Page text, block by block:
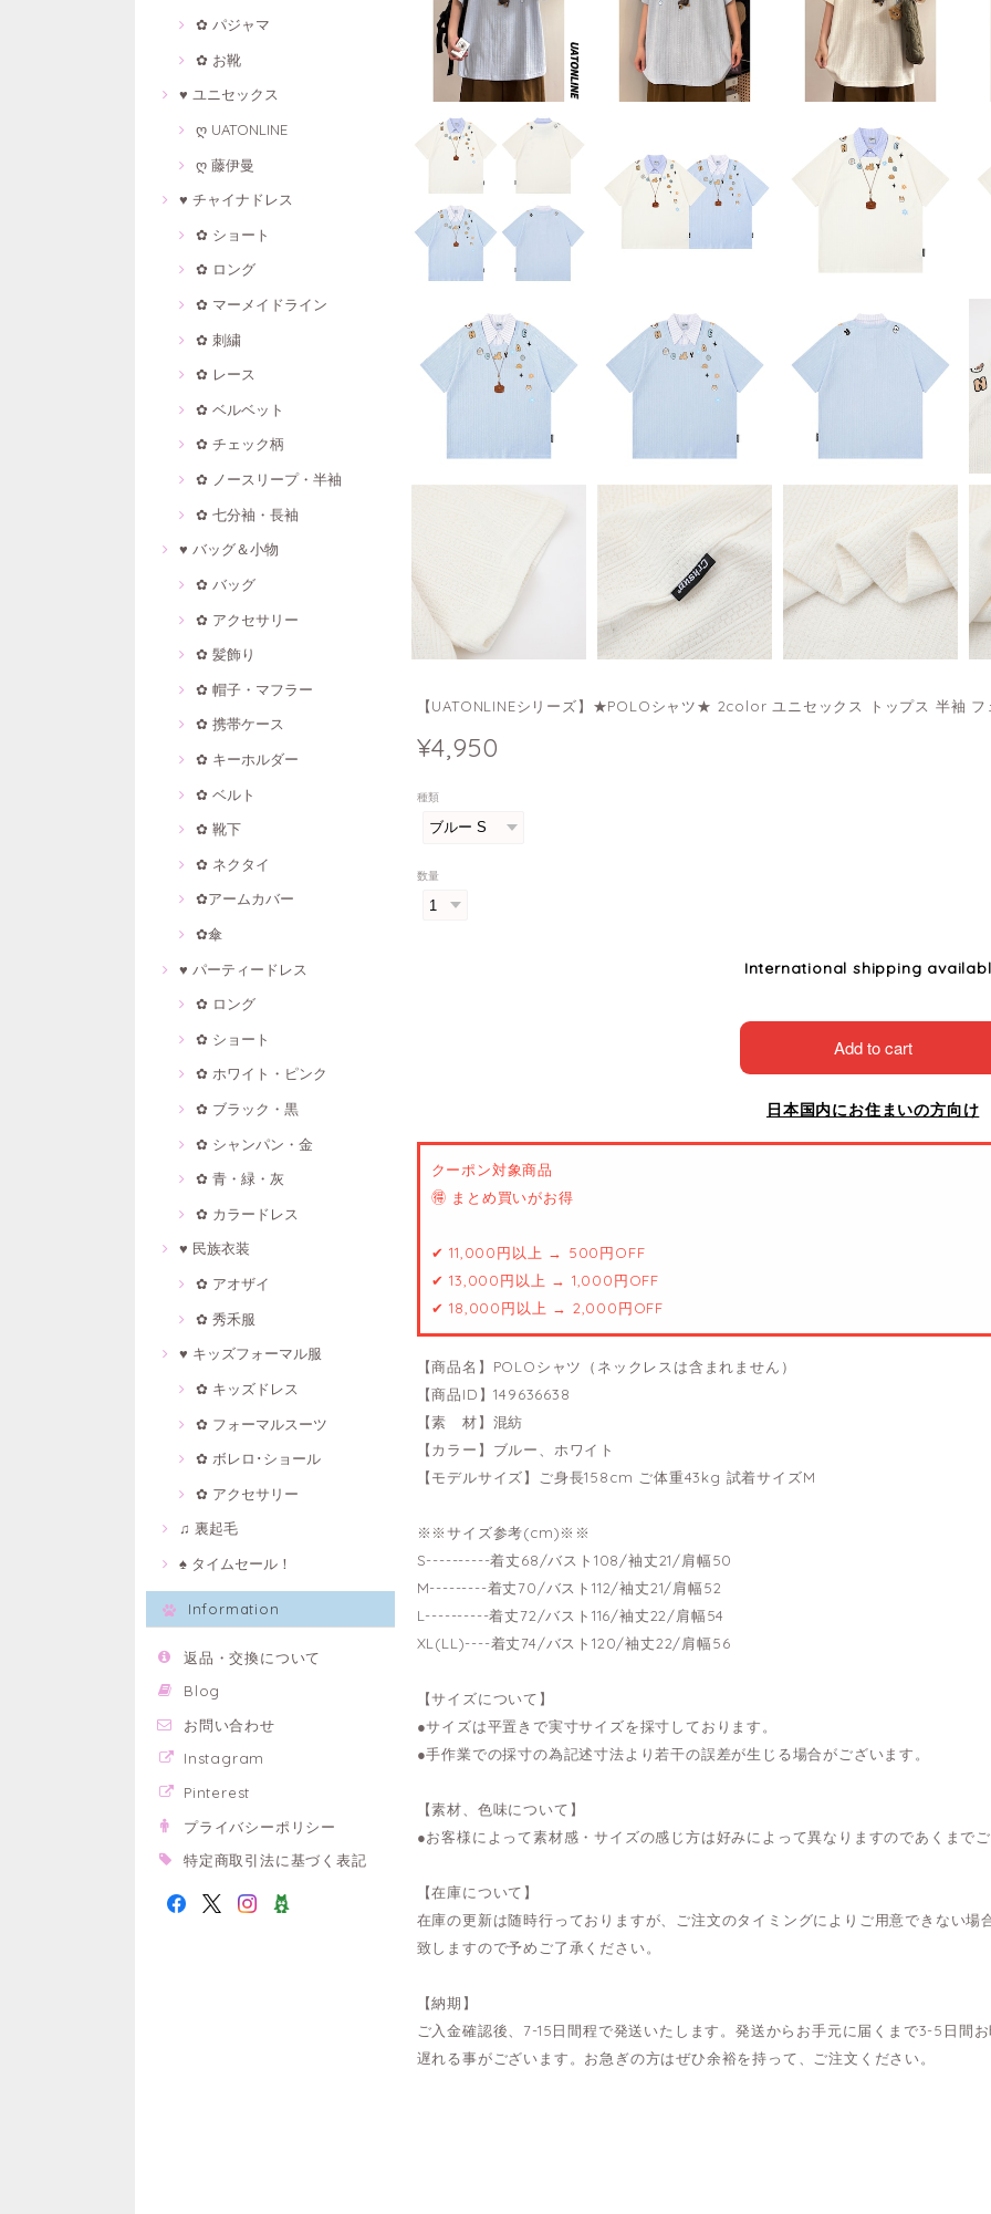
✿ パジャマ
✿ お靴
♥ ユニセックス
ღ UATONLINE
ღ 藤伊曼
♥ チャイナドレス
✿ ショート
✿ ロング
✿ マーメイドライン
✿ 刺繍
✿ レース
✿ ベルベット
✿ チェック柄
✿ ノースリープ・半袖
✿ 七分袖・長袖
♥ バッグ＆小物
✿ バッグ
✿ アクセサリー
✿ 髪飾り
✿ 帽子・マフラー
✿ 携帯ケース
✿ キーホルダー
✿ ベルト
✿ 靴下
✿ ネクタイ
✿アームカバー
✿傘
♥ パーティードレス
✿ ロング
✿ ショート
✿ ホワイト・ピンク
✿ ブラック・黒
✿ シャンパン・金
✿ 青・緑・灰
✿ カラードレス
♥ 民族衣装
✿ アオザイ
✿ 秀禾服
♥ キッズフォーマル服
✿ キッズドレス
✿ フォーマルスーツ
✿ ボレロ･ショール
✿ アクセサリー
♫ 裏起毛
♠ タイムセール！
Information
返品・交換について
Blog
お問い合わせ
Instagram
Pinterest
プライバシーポリシー
特定商取引法に基づく表記
【UATONLINEシリーズ】★POLOシャツ★ 2color ユニセックス トップス 半袖
¥4,950
種類
数量
International shipping
Add to cart
日本国内にお住まいの方向け
クーポン対象商品
🉐 まとめ買いがお得
✔ 11,000円以上 → 500円OFF
✔ 13,000円以上 → 1,000円OFF
✔ 18,000円以上 → 2,000円OFF
【商品名】POLOシャツ（ネックレスは含まれません）
【商品ID】149636638
【素 材】混紡
【カラー】ブルー、ホワイト
【モデルサイズ】ご身長158cm ご体重43kg 試着サイズM
※※サイズ参考(cm)※※
S----------着丈68/バスト108/袖丈21/肩幅50
M---------着丈70/バスト112/袖丈21/肩幅52
L----------着丈72/バスト116/袖丈22/肩幅54
XL(LL)----着丈74/バスト120/袖丈22/肩幅56
【サイズについて】
●サイズは平置きで実寸サイズを採寸しております。
●手作業での採寸の為記述寸法より若干の誤差が生じる場合がございます。
【素材、色味について】
●お客様によって素材感・サイズの感じ方は好みによって異なりますのであくまで
【在庫について】
在庫の更新は随時行っておりますが、ご注文のタイミングによりご用意できない
致しますので予めご了承ください。
【納期】
ご入金確認後、7-15日間程で発送いたします。発送からお手元に届くまで3-5日間
遅れる事がございます。お急ぎの方はぜひ余裕を持って、ご注文ください。